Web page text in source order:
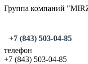
Группа компаний
+7 (843) 503-04-85
телефон
+7 (843) 503-04-85